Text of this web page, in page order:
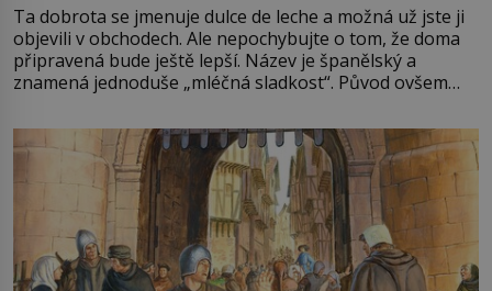
Ta dobrota se jmenuje dulce de leche a možná už jste ji
objevili v obchodech. Ale nepochybujte o tom, že doma
připravená bude ještě lepší. Název je španělský a
znamená jednoduše „mléčná sladkost“. Původ ovšem
pře hned několik latinskoamerických zemí a k tomu
Francie, kde se traduje,